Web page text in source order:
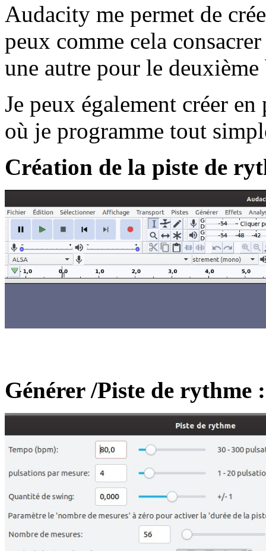
Audacity me permet de
peux comme cela
une autre pour le
Je peux également créer
où je programme tout
Création de la piste de
Générer /Piste de rythme :